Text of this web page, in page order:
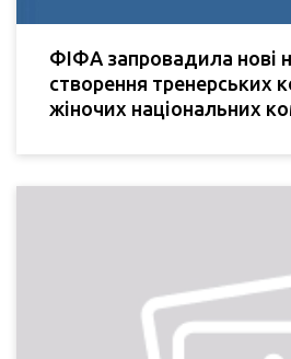
ФІФА запровадила нові
створення тренерських
жіночих національних